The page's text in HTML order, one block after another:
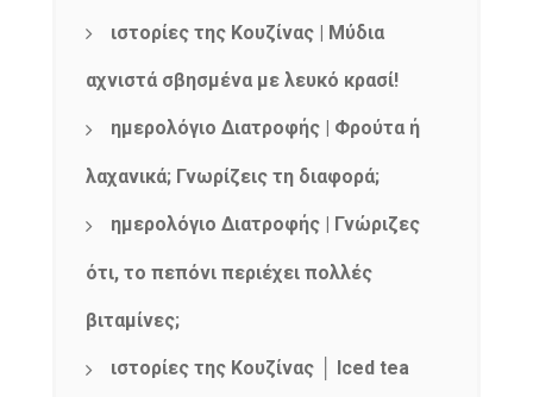
ιστορίες της Κουζίνας | Μύδια
αχνιστά σβησμένα με λευκό κρασί!
ημερολόγιο Διατροφής | Φρούτα ή
λαχανικά; Γνωρίζεις τη διαφορά;
ημερολόγιο Διατροφής | Γνώριζες
ότι, το πεπόνι περιέχει πολλές
βιταμίνες;
ιστορίες της Κουζίνας │ Iced tea